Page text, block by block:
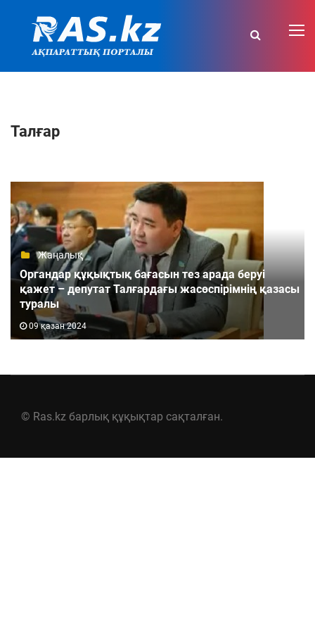
Талғар
Жаңалық
Органдар құқықтық бағасын тез арада беруі
қажет – депутат Талғардағы жасөспірімнің қазасы
туралы
09 қазан 2024
© Ras.kz барлық құқықтар сақталған.